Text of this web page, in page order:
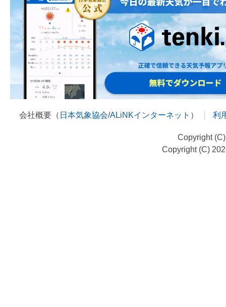
会社概要（ 日本気象協会/ALiNKインターネット ） 利
Copyright
Copyright (C)